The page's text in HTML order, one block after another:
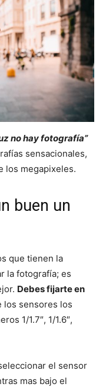
no hay fotografía”
sensacionales,
los megapixeles.
buen un
que tienen la
la fotografía; es
Debes fijarte en
los sensores los
1/1.7″, 1/1.6″,
el sensor
mas bajo el